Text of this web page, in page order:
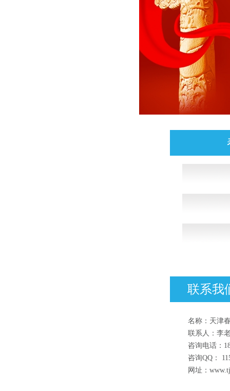
联系我
名称：天津
联系人：李
咨询电话：
咨询QQ：
网址：